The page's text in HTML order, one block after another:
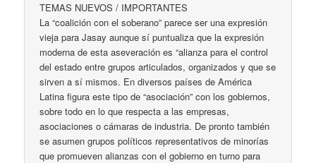
TEMAS NUEVOS / IMPORTANTES
La “coalición con el soberano” parece ser una expresión
vieja para Jasay aunque sí puntualiza que la expresión
moderna de esta aseveración es “alianza para el control
del estado entre grupos articulados, organizados y que se
sirven a sí mismos. En diversos países de América
Latina figura este tipo de “asociación” con los gobiernos,
sobre todo en lo que respecta a las empresas,
asociaciones o cámaras de industria. De pronto también
se asumen grupos políticos representativos de minorías
que promueven alianzas con el gobierno en turno para